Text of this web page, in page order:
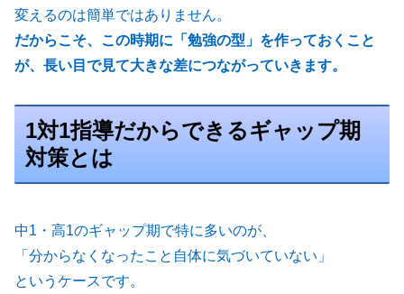
変えるのは簡単ではありません。
だからこそ、この時期に「勉強の型」を作っておくこと
が、長い目で見て大きな差につながっていきます。
1対1指導だからできるギャップ期
対策とは
中1・高1のギャップ期で特に多いのが、
「分からなくなったこと自体に気づいていない」
というケースです。